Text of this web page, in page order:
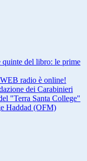
del libro: le prime
radio è online!
dei Carabinieri
"Terra Santa College"
Haddad (OFM)